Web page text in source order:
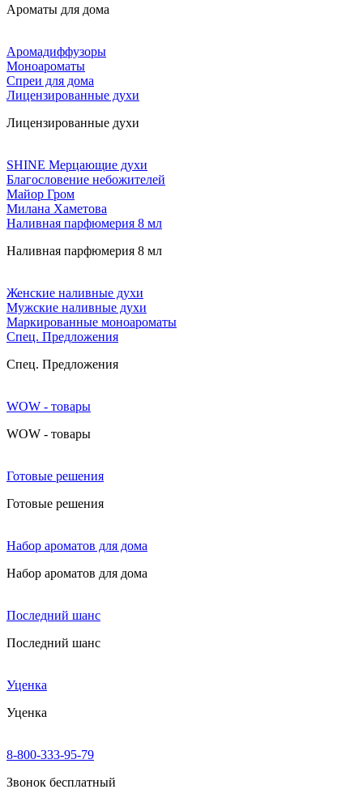
Ароматы для дома
Аромадиффузоры
Моноароматы
Спреи для дома
Лицензированные духи
Лицензированные духи
SHINE Мерцающие духи
Благословение небожителей
Майор Гром
Милана Хаметова
Наливная парфюмерия 8 мл
Наливная парфюмерия 8 мл
Женские наливные духи
Мужские наливные духи
Маркированные моноароматы
Cпец. Предложения
Cпец. Предложения
WOW - товары
WOW - товары
Готовые решения
Готовые решения
Набор ароматов для дома
Набор ароматов для дома
Последний шанс
Последний шанс
Уценка
Уценка
8-800-333-95-79
Звонок бесплатный